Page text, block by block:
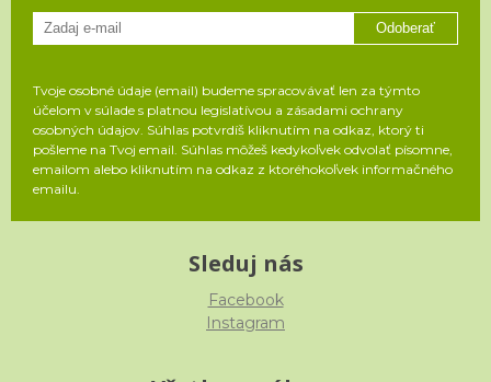
Odoberať
Tvoje osobné údaje (email) budeme spracovávať len za týmto
účelom v súlade s platnou legislatívou a zásadami ochrany
osobných údajov. Súhlas potvrdíš kliknutím na odkaz, ktorý ti
pošleme na Tvoj email. Súhlas môžeš kedykoľvek odvolať písomne,
emailom alebo kliknutím na odkaz z ktoréhokoľvek informačného
emailu.
Sleduj nás
Facebook
Instagram